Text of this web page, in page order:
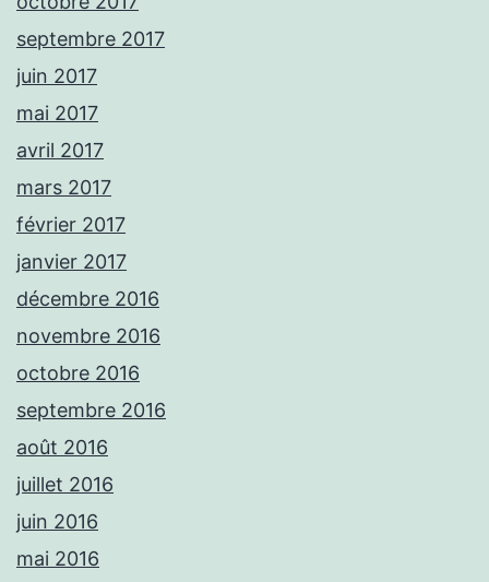
septembre 2017
juin 2017
mai 2017
avril 2017
mars 2017
février 2017
janvier 2017
décembre 2016
novembre 2016
octobre 2016
septembre 2016
août 2016
juillet 2016
juin 2016
mai 2016